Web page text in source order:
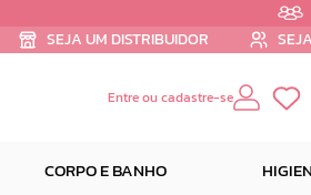
SEJA UM DISTRIBUIDOR
Entre ou cadastre-se
CORPO E BANHO